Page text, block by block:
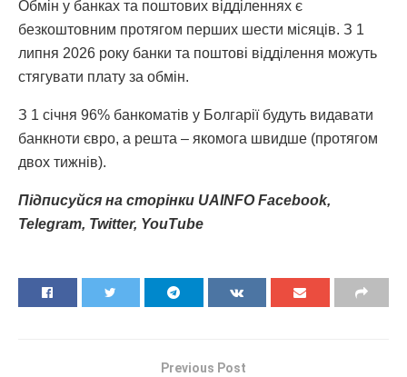
Обмін у банках та поштових відділеннях є
безкоштовним протягом перших шести місяців. З 1
липня 2026 року банки та поштові відділення можуть
стягувати плату за обмін.
З 1 січня 96% банкоматів у Болгарії будуть видавати
банкноти євро, а решта – якомога швидше (протягом
двох тижнів).
Підписуйся на сторінки UAINFO Facebook,
Telegram, Twitter, YouTube
Previous Post